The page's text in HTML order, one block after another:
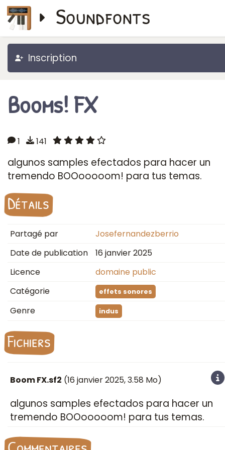
Soundfonts
Inscription
Booms! FX
1 141
algunos samples efectados para hacer un
tremendo BOOooooom! para tus temas.
Détails
Partagé par
Josefernandezberrio
Date de publication
16 janvier 2025
Licence
domaine public
Catégorie
effets sonores
Genre indus
Fichiers
Boom FX.sf2 (16 janvier 2025, 3.58 Mo)
algunos samples efectados para hacer un
tremendo BOOooooom! para tus temas.